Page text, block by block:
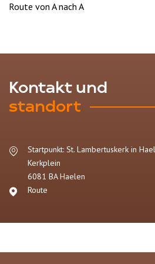
Route von A nach A
Kontakt und
standort
Startpunkt: St. Lambertuskerk in
Kerkplein
6081 BA Haelen
Route